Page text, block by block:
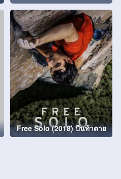
Free Solo (2018) ปีนท้าตาย